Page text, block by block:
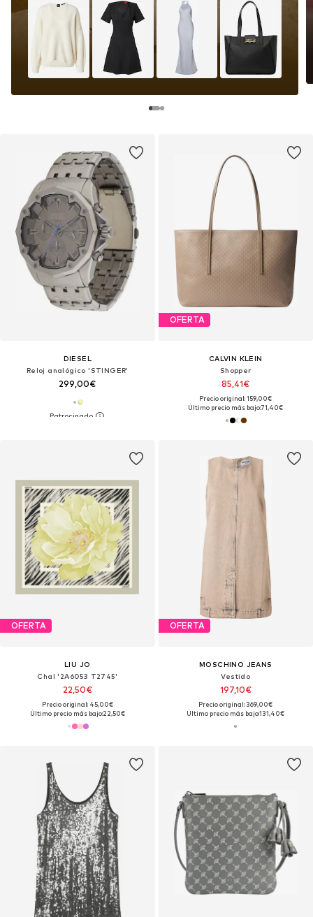
DIESEL
Reloj analógico 'STINGER'
299,00€
OFERTA
CALVIN KLEIN
Shopper
85,41€
Precio original: 159,00€
Último precio más bajo:71,40€
OFERTA
LIU JO
Chal '2A6053 T2745'
22,50€
Precio original: 45,00€
Último precio más bajo:22,50€
OFERTA
MOSCHINO JEANS
Vestido
197,10€
Precio original: 369,00€
Último precio más bajo:131,40€